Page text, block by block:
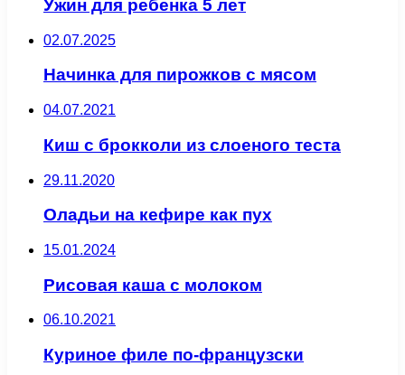
Ужин для ребенка 5 лет
02.07.2025
Начинка для пирожков с мясом
04.07.2021
Киш с брокколи из слоеного теста
29.11.2020
Оладьи на кефире как пух
15.01.2024
Рисовая каша с молоком
06.10.2021
Куриное филе по-французски